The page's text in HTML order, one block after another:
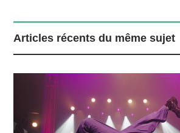
Articles récents du même sujet